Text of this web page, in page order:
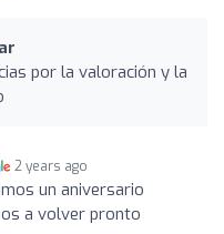
por la valoración y la
2 years ago
un aniversario
a volver pronto